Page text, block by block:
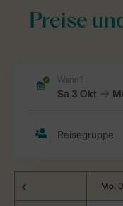
Preise
Mo.